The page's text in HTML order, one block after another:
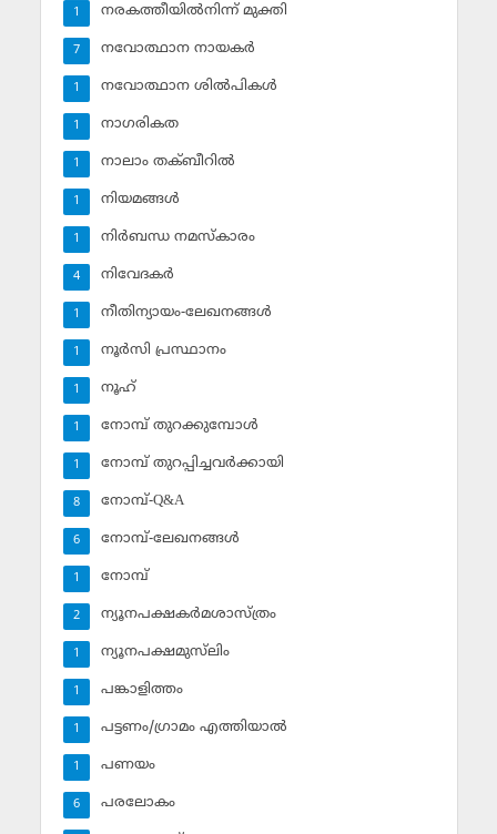
നരകത്തീയില്‍നിന്ന് മുക്തി
1
നവോത്ഥാന നായകര്‍
7
നവോത്ഥാന ശില്‍പികള്‍
1
നാഗരികത
1
നാലാം തക്ബീറില്‍
1
നിയമങ്ങള്‍
1
നിര്‍ബന്ധ നമസ്‌കാരം
1
നിവേദകര്‍
4
നീതിന്യായം-ലേഖനങ്ങള്‍
1
നൂര്‍സി പ്രസ്ഥാനം
1
നൂഹ്‌
1
നോമ്പ് തുറക്കുമ്പോള്‍
1
നോമ്പ് തുറപ്പിച്ചവര്‍ക്കായി
1
നോമ്പ്-Q&A
8
നോമ്പ്-ലേഖനങ്ങള്‍
6
നോമ്പ്‌
1
ന്യൂനപക്ഷകര്‍മശാസ്ത്രം
2
ന്യൂനപക്ഷമുസ്‌ലിം
1
പങ്കാളിത്തം
1
പട്ടണം/ഗ്രാമം എത്തിയാല്‍
1
പണയം
1
പരലോകം
6